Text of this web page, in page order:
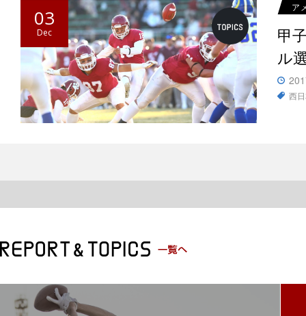
03
Dec
ア
甲
ル
西